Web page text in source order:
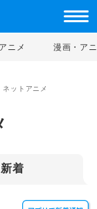
ニメ 漫画・ア
ネットアニメ
新着